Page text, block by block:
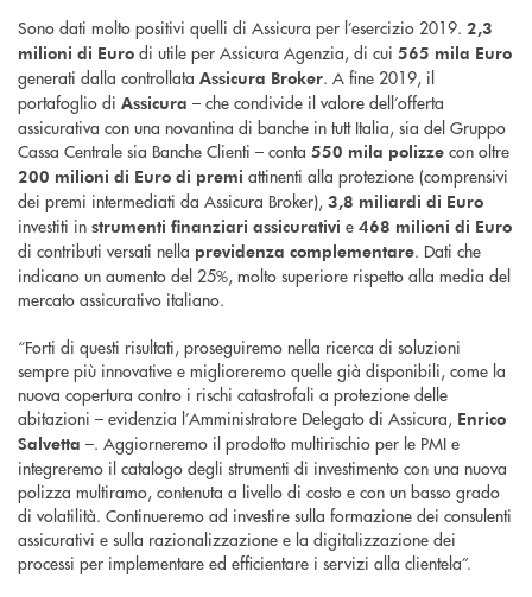
Sono dati molto positivi quelli di Assicura per l’esercizio 2019. 2,3
milioni di Euro di utile per Assicura Agenzia, di cui 565 mila Euro
generati dalla controllata Assicura Broker. A fine 2019, il
portafoglio di Assicura – che condivide il valore dell’offerta
assicurativa con una novantina di banche in tutt Italia, sia del Gruppo
Cassa Centrale sia Banche Clienti – conta 550 mila polizze con oltre
200 milioni di Euro di premi attinenti alla protezione (comprensivi
dei premi intermediati da Assicura Broker), 3,8 miliardi di Euro
investiti in strumenti finanziari assicurativi e 468 milioni di Euro
di contributi versati nella previdenza complementare. Dati che
indicano un aumento del 25%, molto superiore rispetto alla media del
mercato assicurativo italiano.
“Forti di questi risultati, proseguiremo nella ricerca di soluzioni
sempre più innovative e miglioreremo quelle già disponibili, come la
nuova copertura contro i rischi catastrofali a protezione delle
abitazioni – evidenzia l’Amministratore Delegato di Assicura, Enrico
Salvetta –. Aggiorneremo il prodotto multirischio per le PMI e
integreremo il catalogo degli strumenti di investimento con una nuova
polizza multiramo, contenuta a livello di costo e con un basso grado
di volatilità. Continueremo ad investire sulla formazione dei consulenti
assicurativi e sulla razionalizzazione e la digitalizzazione dei
processi per implementare ed efficientare i servizi alla clientela”.